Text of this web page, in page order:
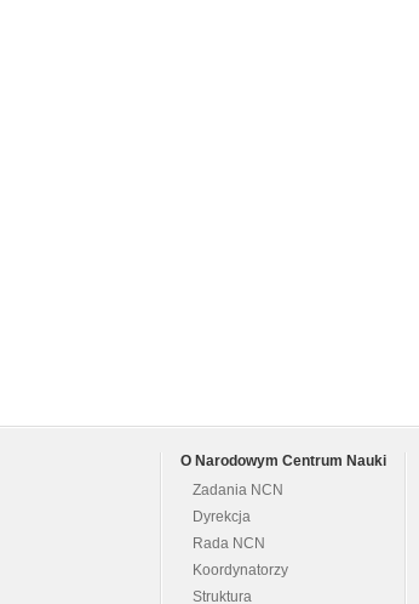
O Narodowym Centrum Nauki
Zadania NCN
Dyrekcja
Rada NCN
Koordynatorzy
Struktura